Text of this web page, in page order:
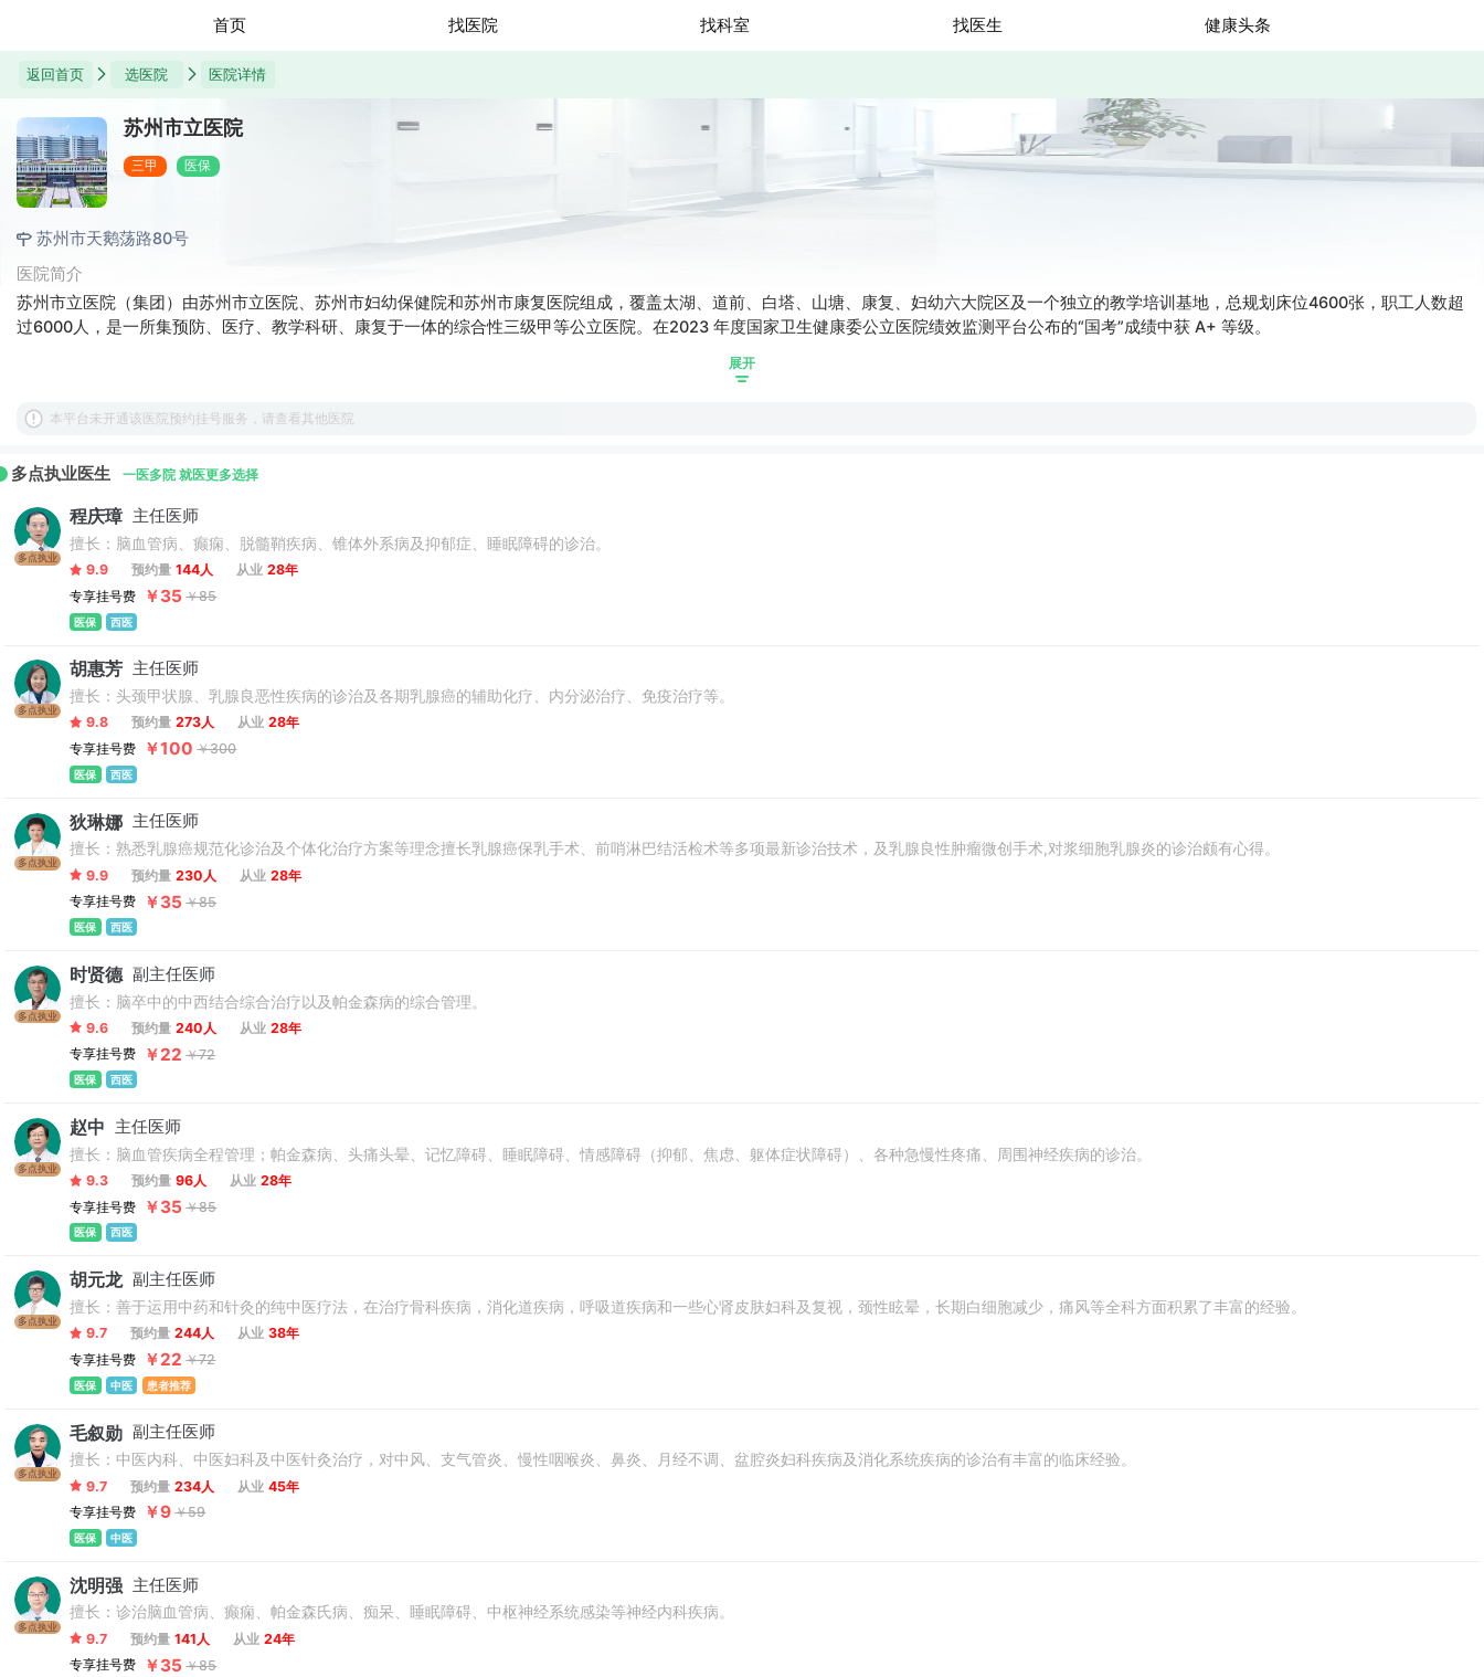
首页 找医院 找科室 找医生 健康头条
返回首页 选医院 医院详情
苏州市立医院
三甲 医保
苏州市天鹅荡路80号
医院简介
苏州市立医院（集团）由苏州市立医院、苏州市妇幼保健院和苏州市康复医院组成，覆盖太湖、道前、白塔、山塘、康复、妇幼六大院区及一个独立的教学培训基地，总规划床位4600张，职工人数超
过6000人，是一所集预防、医疗、教学科研、康复于一体的综合性三级甲等公立医院。在2023 年度国家卫生健康委公立医院绩效监测平台公布的“国考”成绩中获 A+ 等级。
展开
本平台未开通该医院预约挂号服务，请查看其他医院
多点执业医生 一医多院 就医更多选择
多点执业
程庆璋 主任医师
擅长：脑血管病、癫痫、脱髓鞘疾病、锥体外系病及抑郁症、睡眠障碍的诊治。
9.9 预约量 144人 从业 28年
专享挂号费
￥35 ￥85
医保 西医
多点执业
胡惠芳 主任医师
擅长：头颈甲状腺、乳腺良恶性疾病的诊治及各期乳腺癌的辅助化疗、内分泌治疗、免疫治疗等。
9.8 预约量 273人 从业 28年
专享挂号费
￥100 ￥300
医保 西医
多点执业
狄琳娜 主任医师
擅长：熟悉乳腺癌规范化诊治及个体化治疗方案等理念擅长乳腺癌保乳手术、前哨淋巴结活检术等多项最新诊治技术，及乳腺良性肿瘤微创手术,对浆细胞乳腺炎的诊治颇有心得。
9.9 预约量 230人 从业 28年
专享挂号费
￥35 ￥85
医保 西医
多点执业
时贤德 副主任医师
擅长：脑卒中的中西结合综合治疗以及帕金森病的综合管理。
9.6 预约量 240人 从业 28年
专享挂号费
￥22 ￥72
医保 西医
多点执业
赵中 主任医师
擅长：脑血管疾病全程管理；帕金森病、头痛头晕、记忆障碍、睡眠障碍、情感障碍（抑郁、焦虑、躯体症状障碍）、各种急慢性疼痛、周围神经疾病的诊治。
9.3 预约量 96人 从业 28年
专享挂号费
￥35 ￥85
医保 西医
多点执业
胡元龙 副主任医师
擅长：善于运用中药和针灸的纯中医疗法，在治疗骨科疾病，消化道疾病，呼吸道疾病和一些心肾皮肤妇科及复视，颈性眩晕，长期白细胞减少，痛风等全科方面积累了丰富的经验。
9.7 预约量 244人 从业 38年
专享挂号费
￥22 ￥72
医保 中医 患者推荐
多点执业
毛叙勋 副主任医师
擅长：中医内科、中医妇科及中医针灸治疗，对中风、支气管炎、慢性咽喉炎、鼻炎、月经不调、盆腔炎妇科疾病及消化系统疾病的诊治有丰富的临床经验。
9.7 预约量 234人 从业 45年
专享挂号费
￥9 ￥59
医保 中医
多点执业
沈明强 主任医师
擅长：诊治脑血管病、癫痫、帕金森氏病、痴呆、睡眠障碍、中枢神经系统感染等神经内科疾病。
9.7 预约量 141人 从业 24年
专享挂号费
￥35 ￥85